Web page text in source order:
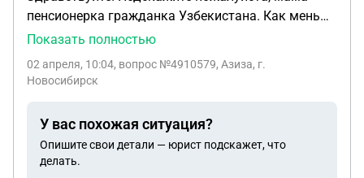
пенсионерка гражданка Узбекистана. Как меньше
месяца уехала в Узбекистан но сейчас хочет
приехать обратно не проходя 90 дней?
Показать полностью
02 апреля, 10:04, вопрос №4910579, Азиза, г.
Новосибирск
У вас похожая ситуация?
Опишите свои детали — юрист подскажет, что
делать.